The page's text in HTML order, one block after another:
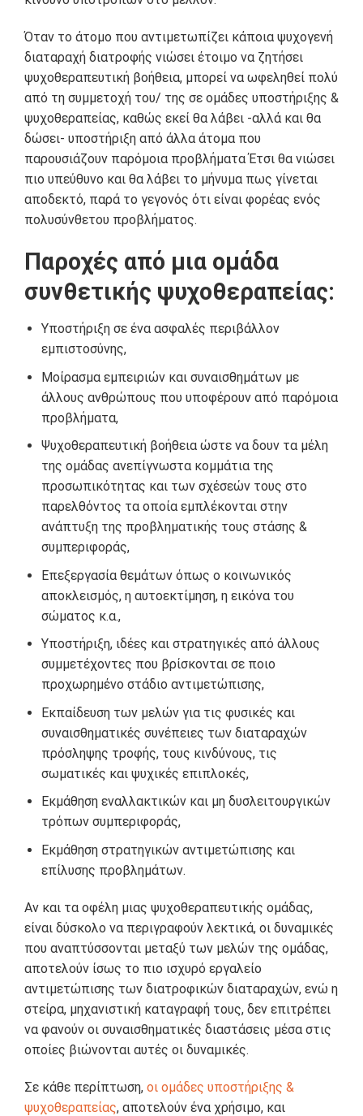
Όταν το άτομο που αντιμετωπίζει κάποια ψυχογενή
διαταραχή διατροφής νιώσει έτοιμο να ζητήσει
ψυχοθεραπευτική βοήθεια, μπορεί να ωφεληθεί πολύ
από τη συμμετοχή του/ της σε ομάδες υποστήριξης &
ψυχοθεραπείας, καθώς εκεί θα λάβει -αλλά και θα
δώσει- υποστήριξη από άλλα άτομα που
παρουσιάζουν παρόμοια προβλήματα Έτσι θα νιώσει
πιο υπεύθυνο και θα λάβει το μήνυμα πως γίνεται
αποδεκτό, παρά το γεγονός ότι είναι φορέας ενός
πολυσύνθετου προβλήματος.
Παροχές από μια ομάδα
συνθετικής ψυχοθεραπείας:
Υποστήριξη σε ένα ασφαλές περιβάλλον
εμπιστοσύνης,
Μοίρασμα εμπειριών και συναισθημάτων με
άλλους ανθρώπους που υποφέρουν από παρόμοια
προβλήματα,
Ψυχοθεραπευτική βοήθεια ώστε να δουν τα μέλη
της ομάδας ανεπίγνωστα κομμάτια της
προσωπικότητας και των σχέσεών τους στο
παρελθόντος τα οποία εμπλέκονται στην
ανάπτυξη της προβληματικής τους στάσης &
συμπεριφοράς,
Επεξεργασία θεμάτων όπως ο κοινωνικός
αποκλεισμός, η αυτοεκτίμηση, η εικόνα του
σώματος κ.α.,
Υποστήριξη, ιδέες και στρατηγικές από άλλους
συμμετέχοντες που βρίσκονται σε ποιο
προχωρημένο στάδιο αντιμετώπισης,
Εκπαίδευση των μελών για τις φυσικές και
συναισθηματικές συνέπειες των διαταραχών
πρόσληψης τροφής, τους κινδύνους, τις
σωματικές και ψυχικές επιπλοκές,
Εκμάθηση εναλλακτικών και μη δυσλειτουργικών
τρόπων συμπεριφοράς,
Εκμάθηση στρατηγικών αντιμετώπισης και
επίλυσης προβλημάτων.
Αν και τα οφέλη μιας ψυχοθεραπευτικής ομάδας,
είναι δύσκολο να περιγραφούν λεκτικά, οι δυναμικές
που αναπτύσσονται μεταξύ των μελών της ομάδας,
αποτελούν ίσως το πιο ισχυρό εργαλείο
αντιμετώπισης των διατροφικών διαταραχών, ενώ η
στείρα, μηχανιστική καταγραφή τους, δεν επιτρέπει
να φανούν οι συναισθηματικές διαστάσεις μέσα στις
οποίες βιώνονται αυτές οι δυναμικές.
Σε κάθε περίπτωση, οι ομάδες υποστήριξης &
ψυχοθεραπείας, αποτελούν ένα χρήσιμο, και